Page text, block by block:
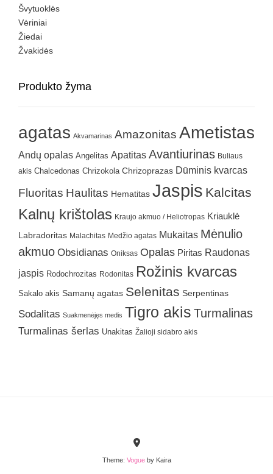
Švytuoklės
Vėriniai
Žiedai
Žvakidės
Produkto žyma
agatas Akvamarinas Amazonitas Ametistas
Andų opalas Angelitas Apatitas Avantiurinas Buliaus
akis Chalcedonas Chrizokola Chrizoprazas Dūminis kvarcas
Fluoritas Haulitas Hematitas Jaspis Kalcitas
Kalnų krištolas Kraujo akmuo / Heliotropas Kriauklė
Labradoritas Malachitas Medžio agatas Mukaitas Mėnulio
akmuo Obsidianas Oniksas Opalas Piritas Raudonas
jaspis Rodochrozitas Rodonitas Rožinis kvarcas
Sakalo akis Samanų agatas Selenitas Serpentinas
Sodalitas Suakmenėjęs medis Tigro akis Turmalinas
Turmalinas šerlas Unakitas Žalioji sidabro akis
Theme: Vogueby Kaira